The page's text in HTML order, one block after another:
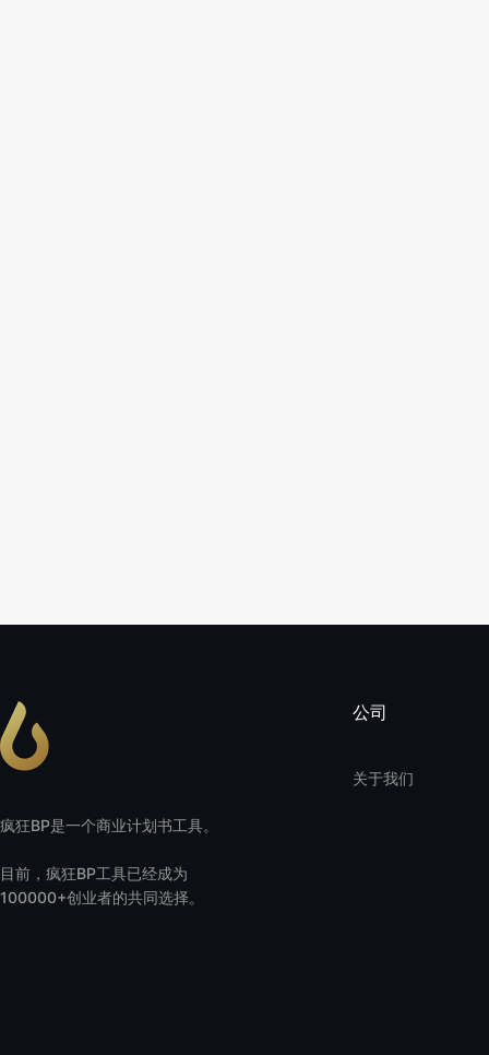
疯狂BP是一个商业计划书工具。
目前，疯狂BP工具已经成为
100000+创业者的共同选择。
公司
关于我们